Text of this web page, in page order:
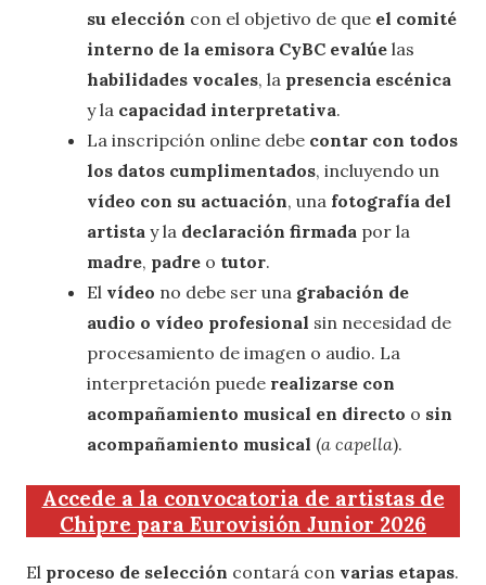
su elección con el objetivo de que el comité
interno de la emisora CyBC evalúe las
habilidades vocales, la presencia escénica
y la capacidad interpretativa.
La inscripción online debe contar con todos
los datos cumplimentados, incluyendo un
vídeo con su actuación, una fotografía del
artista y la declaración firmada por la
madre, padre o tutor.
El vídeo no debe ser una grabación de
audio o vídeo profesional sin necesidad de
procesamiento de imagen o audio. La
interpretación puede realizarse con
acompañamiento musical en directo o sin
acompañamiento musical (a capella).
Accede a la convocatoria de artistas de
Chipre para Eurovisión Junior 2026
El proceso de selección contará con varias etapas.